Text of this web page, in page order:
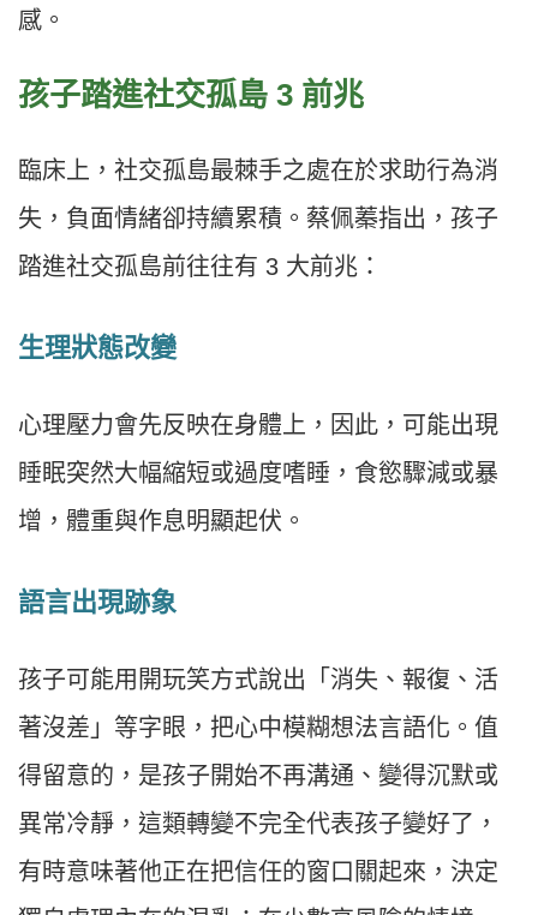
感。
孩子踏進社交孤島 3 前兆
臨床上，社交孤島最棘手之處在於求助行為消
失，負面情緒卻持續累積。蔡佩蓁指出，孩子
踏進社交孤島前往往有 3 大前兆：
生理狀態改變
心理壓力會先反映在身體上，因此，可能出現
睡眠突然大幅縮短或過度嗜睡，食慾驟減或暴
增，體重與作息明顯起伏。
語言出現跡象
孩子可能用開玩笑方式說出「消失、報復、活
著沒差」等字眼，把心中模糊想法言語化。值
得留意的，是孩子開始不再溝通、變得沉默或
異常冷靜，這類轉變不完全代表孩子變好了，
有時意味著他正在把信任的窗口關起來，決定